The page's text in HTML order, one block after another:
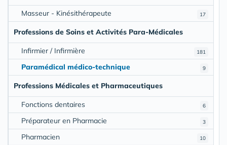
17
Masseur - Kinésithérapeute
Professions de Soins et Activités Para-Médicales
181
Infirmier / Infirmière
9
Paramédical médico-technique
Professions Médicales et Pharmaceutiques
6
Fonctions dentaires
3
Préparateur en Pharmacie
10
Pharmacien